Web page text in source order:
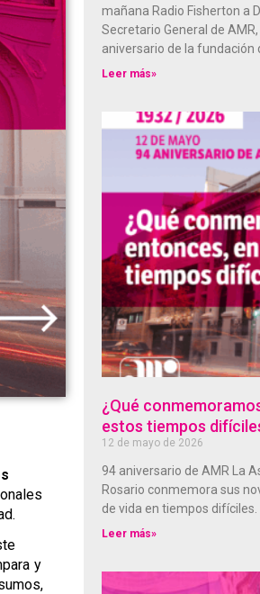
y
mañana Radio Fisherton a
Secretario General de
aniversario de la fundación
Leer más»
¿Qué
estos tiempos
12 de mayo de 2026
94 aniversario de AMR La
Rosario conmemora sus
de vida en tiempos difíciles.
Leer más»